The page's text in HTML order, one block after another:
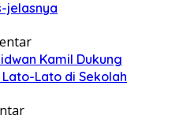
jelasnya
Kamil Dukung
Lato di Sekolah